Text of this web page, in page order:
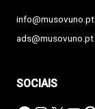
info@musovuno.pt
ads@musovuno.pt
SOCIAIS